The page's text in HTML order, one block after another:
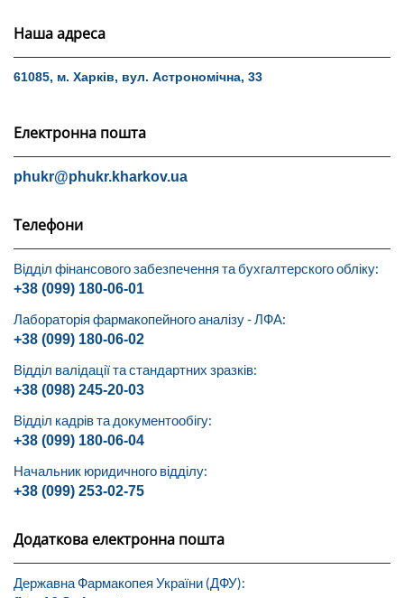
Наша адреса
61085, м. Харків, вул. Астрономічна, 33
Електронна пошта
phukr@phukr.kharkov.ua
Телефони
Відділ фінансового забезпечення та бухгалтерского обліку:
+38 (099) 180-06-01
Лабораторія фармакопейного аналізу - ЛФА:
+38 (099) 180-06-02
Відділ валідації та стандартних зразків:
+38 (098) 245-20-03
Відділ кадрів та документообігу:
+38 (099) 180-06-04
Начальник юридичного відділу:
+38 (099) 253-02-75
Додаткова електронна пошта
Державна Фармакопея України (ДФУ):